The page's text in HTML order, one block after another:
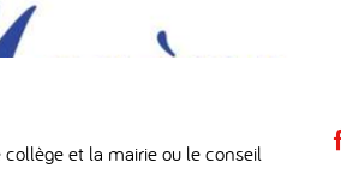
et la mairie ou le conseil